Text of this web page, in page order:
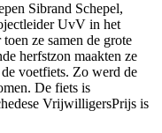
Sibrand Schepel,
UvV in het
ze samen de grote
herfstzon maakten ze
voetfiets. Zo werd de
De fiets is
VrijwilligersPrijs is